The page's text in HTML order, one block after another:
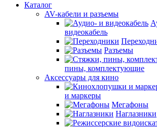
Каталог
AV-кабели и разъемы
видеокабель
Разъемы
пины, комплектующие
Аксессуары для кино
и маркеры
Мегафоны
Наглазники